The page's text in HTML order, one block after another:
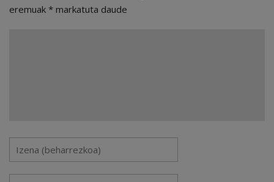
eremuak * markatuta daude